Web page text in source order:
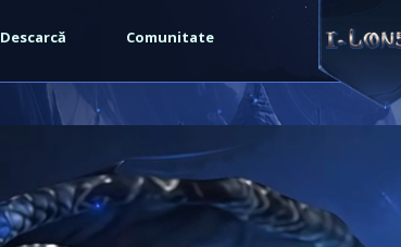
2 parameters, 1 given in /var/www/
Descarcă Comunitate